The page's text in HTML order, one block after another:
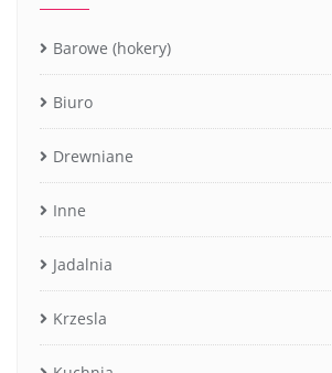
Barowe (hokery)
Biuro
Drewniane
Inne
Jadalnia
Krzesla